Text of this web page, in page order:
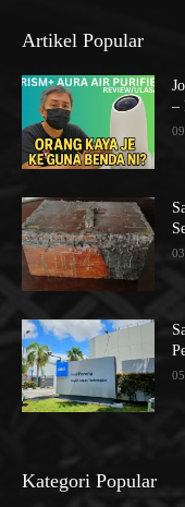
Artikel Popular
–
Kategori Popular